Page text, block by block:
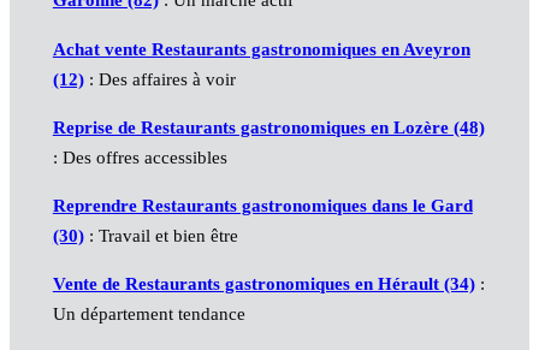
Achat vente Restaurants gastronomiques en Aveyron
(12): Des affaires à voir
Reprise de Restaurants gastronomiques en Lozère (48)
: Des offres accessibles
Reprendre Restaurants gastronomiques dans le Gard
(30): Travail et bien être
Vente de Restaurants gastronomiques en Hérault (34):
Un département tendance